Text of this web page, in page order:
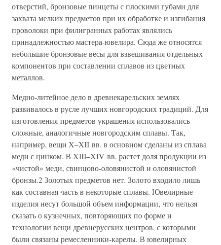
отверстий, бронзовые пинцеты с плоскими губами для
захвата мелких предметов при их обработке и изгибания
проволоки при филигранных работах являлись
принадлежностью мастера-ювелира. Сюда же относятся
небольшие бронзовые весы для взвешивания отдельных
компонентов при составлении сплавов из цветных
металлов.
Медно-литейное дело в древнекарельских землях
развивалось в русле лучших новгородских традиций. Для
изготовления-предметов украшения использовались
сложные, аналогичные новгородским сплавы. Так,
например, вещи X–XII вв. в основном сделаны из сплава
меди с цинком. В XIII–XIV вв. растет доля продукции из
«чистой» меди, свинцово-оловянистой и оловянистой
бронзы.2 Золотых предметов нет. Золото входило лишь
как составная часть в некоторые сплавы. Ювелирные
изделия несут большой объем информации, что нельзя
сказать о кузнечных, повторяющих по форме и
технологии вещи древнерусских центров, с которыми
были связаны ремесленники-карелы. В ювелирных